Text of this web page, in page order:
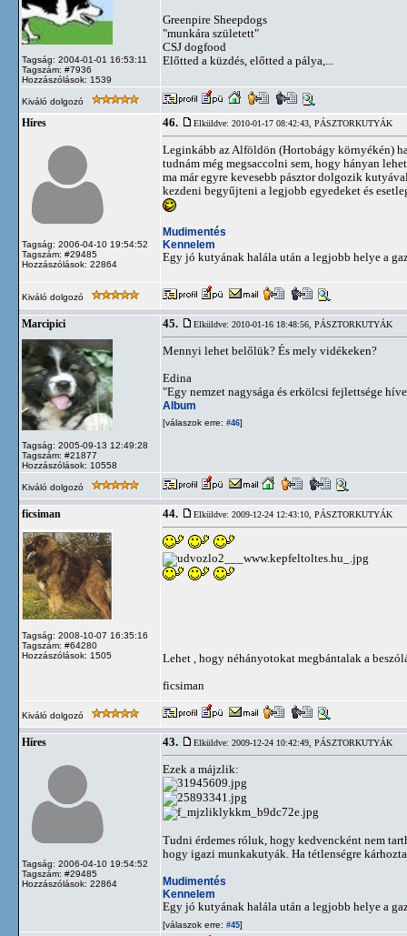
Tagság: 2004-01-01 16:53:11
Tagszám: #7936
Hozzászólások: 1539
Greenpire Sheepdogs
"munkára született"
CSJ dogfood
Előtted a küzdés, előtted a pálya,...
Kiváló dolgozó
Híres
Tagság: 2006-04-10 19:54:52
Tagszám: #29485
Hozzászólások: 22864
46. Elküldve: 2010-01-17 08:42:43, PÁSZTORKUTYÁK
Leginkább az Alföldön (Hortobágy környékén)
tudnám még megsaccolni sem, hogy hányan
ma már egyre kevesebb pásztor dolgozik
kezdeni begyűjteni a legjobb egyedeket és
Mudimentés
Kennelem
Egy jó kutyának halála után a legjobb helye a
Kiváló dolgozó
Marcipici
Tagság: 2005-09-13 12:49:28
Tagszám: #21877
Hozzászólások: 10558
45. Elküldve: 2010-01-16 18:48:56, PÁSZTORKUTYÁK
Mennyi lehet belőlük? És mely vidékeken?
Edina
"Egy nemzet nagysága és erkölcsi fejlettsége
Album
[válaszok erre: #46]
Kiváló dolgozó
ficsiman
Tagság: 2008-10-07 16:35:16
Tagszám: #64280
Hozzászólások: 1505
44. Elküldve: 2009-12-24 12:43:10, PÁSZTORKUTYÁK
Lehet , hogy néhányotokat megbántalak a
ficsiman
Kiváló dolgozó
Híres
Tagság: 2006-04-10 19:54:52
Tagszám: #29485
Hozzászólások: 22864
43. Elküldve: 2009-12-24 10:42:49, PÁSZTORKUTYÁK
Ezek a májzlik:
Tudni érdemes róluk, hogy kedvencként nem
hogy igazi munkakutyák. Ha tétlenségre
Mudimentés
Kennelem
Egy jó kutyának halála után a legjobb helye a
[válaszok erre: #45]